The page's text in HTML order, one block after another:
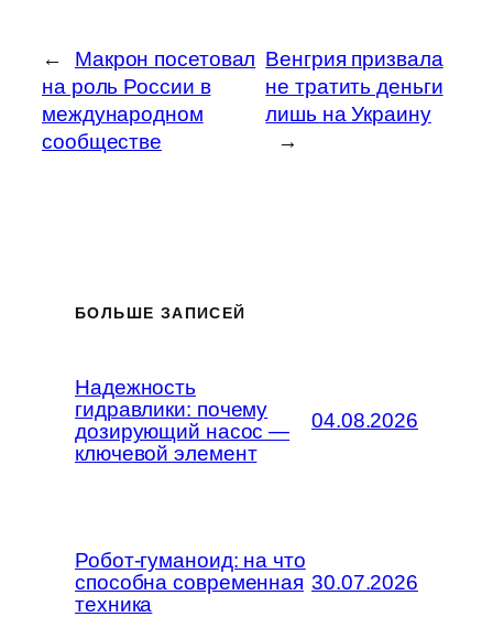
←
Макрон посетовал
на роль России в
международном
сообществе
Венгрия призвала
не тратить деньги
лишь на Украину
→
БОЛЬШЕ ЗАПИСЕЙ
Надежность
гидравлики: почему
дозирующий насос —
ключевой элемент
04.08.2026
Робот-гуманоид: на что
способна современная
техника
30.07.2026